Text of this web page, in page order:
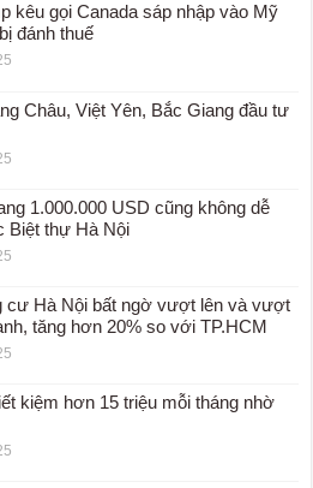
kêu gọi Canada sáp nhập vào Mỹ
đánh thuế
Châu, Việt Yên, Bắc Giang đầu tư
1.000.000 USD cũng không dễ
Biệt thự Hà Nội
cư Hà Nội bất ngờ vượt lên và vượt
tăng hơn 20% so với TP.HCM
kiệm hơn 15 triệu mỗi tháng nhờ